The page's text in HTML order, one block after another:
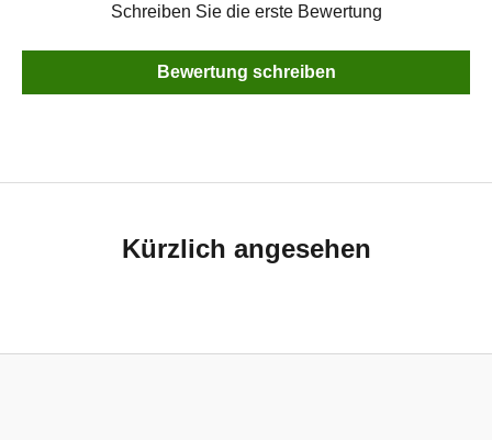
Schreiben Sie die erste Bewertung
Bewertung schreiben
Kürzlich angesehen